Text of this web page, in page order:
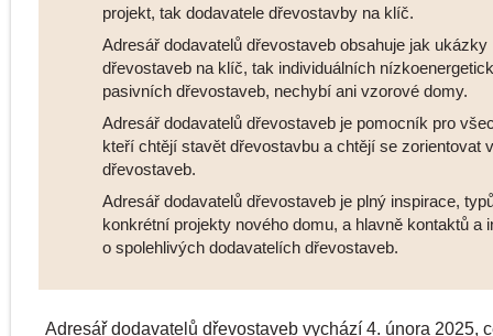
projekt, tak dodavatele dřevostavby na klíč.
Adresář dodavatelů dřevostaveb obsahuje jak ukázky
dřevostaveb na klíč, tak individuálních
pasivních dřevostaveb, nechybí ani vzorové domy.
Adresář dodavatelů dřevostaveb je pomocník pro
kteří chtějí stavět dřevostavbu a chtějí se zorientovat
dřevostaveb.
Adresář dodavatelů dřevostaveb je plný inspirace,
konkrétní projekty nového domu, a hlavně kontaktů a
o spolehlivých dodavatelích dřevostaveb.
Adresář dodavatelů dřevostaveb vychází 4. února 2025,